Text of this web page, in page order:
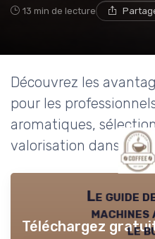
13 min de lecture
Découvrez les
pour les
aromatiques,
valorisation dans
Le guide
le
Téléchargez